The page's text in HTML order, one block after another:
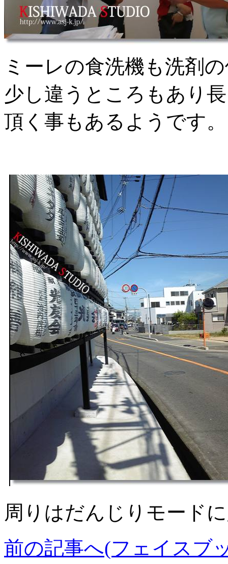
ミーレの食洗機も洗剤
少し違うところもあり
頂く事もあるようです。
周りはだんじりモード
前の記事へ(フェイスブ